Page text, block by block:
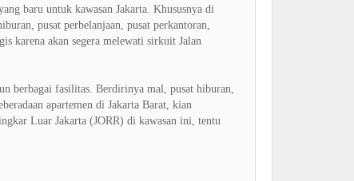
baru untuk kawasan Jakarta. Khususnya di
pusat perbelanjaan, pusat perkantoran,
karena akan segera melewati sirkuit Jalan
berbagai fasilitas. Berdirinya mal, pusat hiburan,
apartemen di Jakarta Barat, kian
Luar Jakarta (JORR) di kawasan ini, tentu